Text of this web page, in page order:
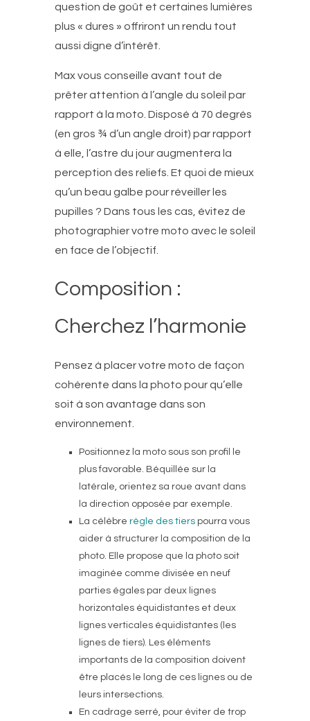
question de goût et certaines lumières
plus « dures » offriront un rendu tout
aussi digne d’intérêt.
Max vous conseille avant tout de
prêter attention à l’angle du soleil par
rapport à la moto. Disposé à 70 degrés
(en gros ¾ d’un angle droit) par rapport
à elle, l’astre du jour augmentera la
perception des reliefs. Et quoi de mieux
qu’un beau galbe pour réveiller les
pupilles ? Dans tous les cas, évitez de
photographier votre moto avec le soleil
en face de l’objectif.
Composition :
Cherchez l’harmonie
Pensez à placer votre moto de façon
cohérente dans la photo pour qu’elle
soit à son avantage dans son
environnement.
Positionnez la moto sous son profil le
plus favorable. Béquillée sur la
latérale, orientez sa roue avant dans
la direction opposée par exemple.
La célèbre règle des tiers pourra vous
aider à structurer la composition de la
photo. Elle propose que la photo soit
imaginée comme divisée en neuf
parties égales par deux lignes
horizontales équidistantes et deux
lignes verticales équidistantes (les
lignes de tiers). Les éléments
importants de la composition doivent
être placés le long de ces lignes ou de
leurs intersections.
En cadrage serré, pour éviter de trop